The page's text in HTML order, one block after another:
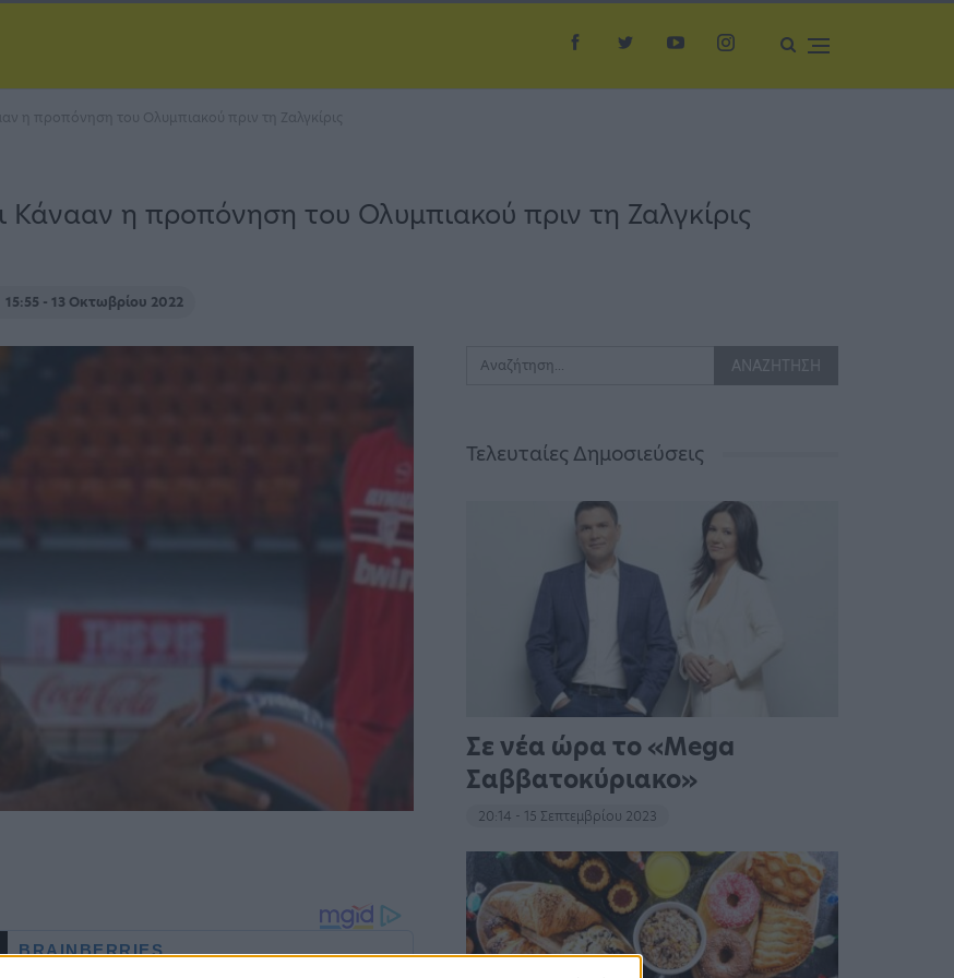
η προπόνηση του Ολυμπιακού πριν τη Ζαλγκίρις
η προπόνηση του Ολυμπιακού πριν τη Ζαλγκίρις
15:55 - 13 Οκτωβρίου 2022
Τελευταίες Δημοσιεύσεις
Σε νέα ώρα το «Mega
Σαββατοκύριακο»
20:14 - 15 Σεπτεμβρίου 2023